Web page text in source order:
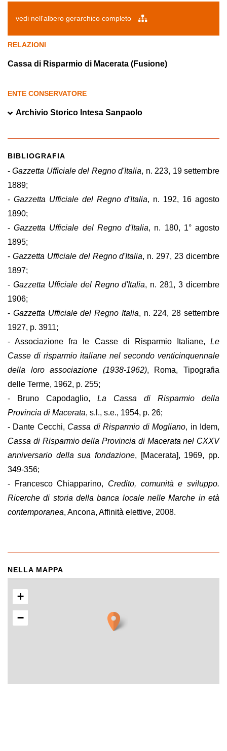
vedi nell'albero gerarchico completo
RELAZIONI
Cassa di Risparmio di Macerata (Fusione)
ENTE CONSERVATORE
Archivio Storico Intesa Sanpaolo
BIBLIOGRAFIA
-Gazzetta Ufficiale del Regno d'Italia, n. 223, 19 settembre
1889;
- Gazzetta Ufficiale del Regno d'Italia, n. 192, 16 agosto
1890;
-Gazzetta Ufficiale del Regno d'Italia, n. 180, 1° agosto
1895;
- Gazzetta Ufficiale del Regno d'Italia, n. 297, 23 dicembre
1897;
- Gazzetta Ufficiale del Regno d'Italia, n. 281, 3 dicembre
1906;
- Gazzetta Ufficiale del Regno Italia, n. 224, 28 settembre
1927, p. 3911;
- Associazione fra le Casse di Risparmio Italiane, Le
Casse di risparmio italiane nel secondo venticinquennale
della loro associazione (1938-1962), Roma, Tipografia
delle Terme, 1962, p. 255;
- Bruno Capodaglio, La Cassa di Risparmio della
Provincia di Macerata, s.l., s.e., 1954, p. 26;
- Dante Cecchi, Cassa di Risparmio di Mogliano, in Idem,
Cassa di Risparmio della Provincia di Macerata nel CXXV
anniversario della sua fondazione, [Macerata], 1969, pp.
349-356;
- Francesco Chiapparino, Credito, comunità e sviluppo.
Ricerche di storia della banca locale nelle Marche in età
contemporanea, Ancona, Affinità elettive, 2008.
NELLA MAPPA
+
−